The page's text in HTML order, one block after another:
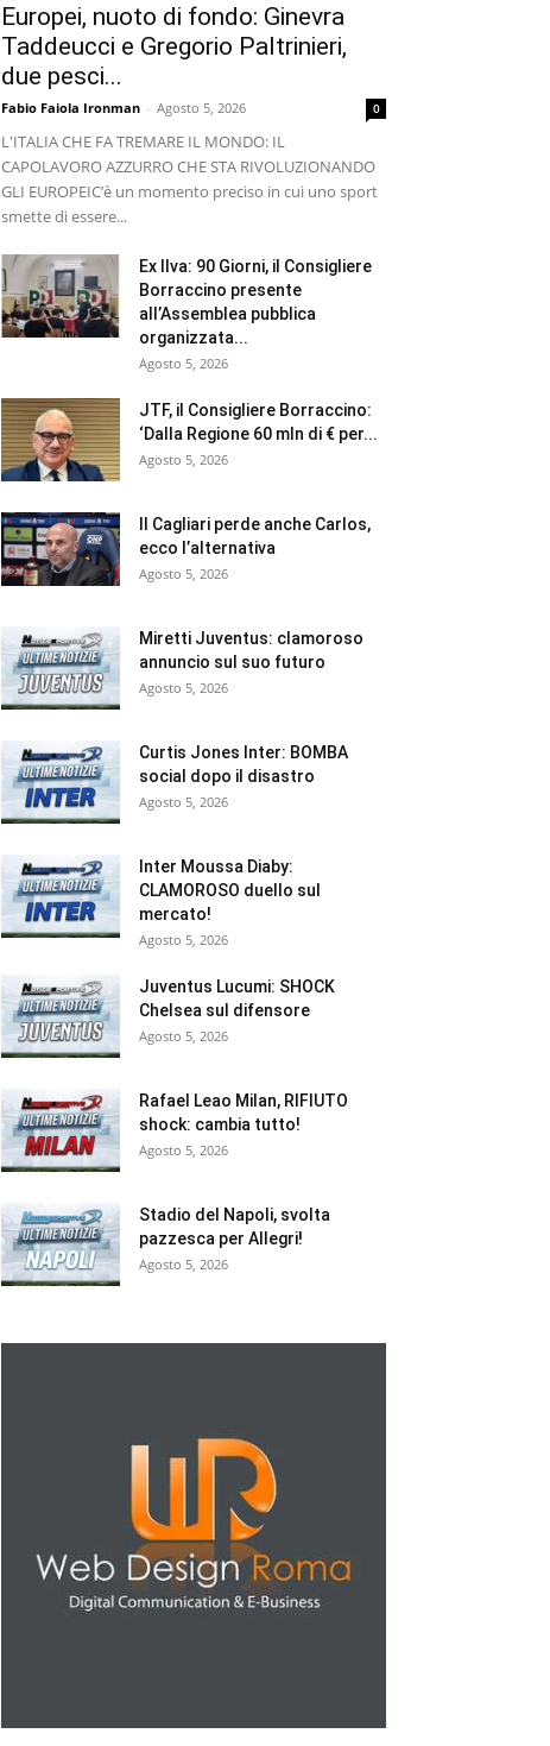
Europei, nuoto di fondo: Ginevra
Taddeucci e Gregorio Paltrinieri,
due pesci...
Fabio Faiola Ironman - Agosto 5, 2026 0
L'ITALIA CHE FA TREMARE IL MONDO: IL
CAPOLAVORO AZZURRO CHE STA RIVOLUZIONANDO
GLI EUROPEI ​C’è un momento preciso in cui uno sport
smette di essere...
Ex Ilva: 90 Giorni, il Consigliere
Borraccino presente
all’Assemblea pubblica
organizzata...
Agosto 5, 2026
JTF, il Consigliere Borraccino:
‘Dalla Regione 60 mln di € per...
Agosto 5, 2026
Il Cagliari perde anche Carlos,
ecco l’alternativa
Agosto 5, 2026
Miretti Juventus: clamoroso
annuncio sul suo futuro
Agosto 5, 2026
Curtis Jones Inter: BOMBA
social dopo il disastro
Agosto 5, 2026
Inter Moussa Diaby:
CLAMOROSO duello sul
mercato!
Agosto 5, 2026
Juventus Lucumi: SHOCK
Chelsea sul difensore
Agosto 5, 2026
Rafael Leao Milan, RIFIUTO
shock: cambia tutto!
Agosto 5, 2026
Stadio del Napoli, svolta
pazzesca per Allegri!
Agosto 5, 2026